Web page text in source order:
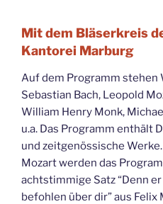
Mit dem Bläserkreis
Kantorei Marburg
Auf dem Programm stehen
Sebastian Bach, Leopold
William Henry Monk,
u.a. Das Programm enthält
und zeitgenössische
Mozart werden das
achtstimmige Satz “Denn
befohlen über dir” aus